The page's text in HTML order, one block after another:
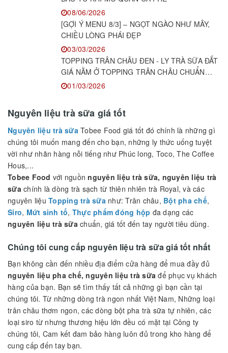
KIẾN THỨC PHA CHẾ
KEM DẺO ĐỂ ĐƯỢC BAO LÂU? CÂU TRẢ LỜI
CÓ THỂ KHIẾN NHIỀU CHỦ QUÁN BẤT NGỜ!
18/06/2026
ĐẦU TƯ KHI MỞ QUÁN CÀ PHÊ
[GỢI Ý MENU 8/3] – NGỌT NGÀO NHƯ MÂY,
CHIỀU LÒNG PHÁI ĐẸP
03/03/2026
TOPPING TRÂN CHÂU ĐEN - LY TRÀ SỮA ĐẮT
GIÁ NẰM Ở TOPPING TRÂN CHÂU CHUẨN
NGON!
01/03/2026
Nguyên liệu trà sữa giá tốt
Nguyên liệu trà sữaTobee Food giá tốt đó chính là những gì
chúng tôi muốn mang đến cho bạn, những ly thức uống tuyệt
vời như nhãn hàng nỗi tiếng như Phúc long, Toco, The Coffee
Hous,...
Tobee Foodvới nguồnnguyên liệu trà sữa, nguyên liệu trà
sữachính là dòng trà sạch từ thiên nhiên trà Royal, và các
nguyên liệuTopping trà sữa